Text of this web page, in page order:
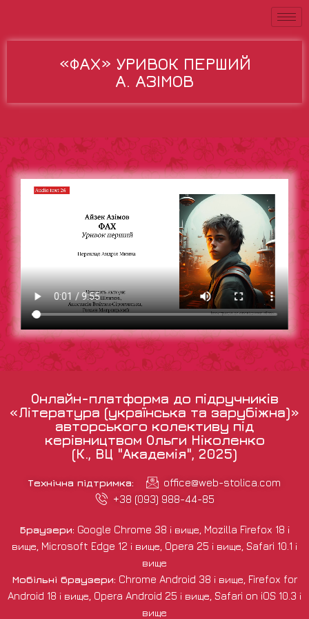
«ФАХ» УРИВОК ПЕРШИЙ
А. АЗІМОВ
Онлайн-платформа до підручників
«Література (українська та зарубіжна)»
авторського колективу під
керівництвом Ольги Ніколенко
(К., ВЦ "Академія", 2025)
Технічна підтримка:
office@web-stolica.com
+38 (093) 988-44-85
Браузери: Google Chrome 38 і вище, Mozilla Firefox 18 і
вище, Microsoft Edge 12 і вище, Opera 25 і вище, Safari 10.1 і
вище
Мобільні браузери: Chrome Android 38 і вище, Firefox for
Android 18 і вище, Opera Android 25 і вище, Safari on iOS 10.3 і
вище